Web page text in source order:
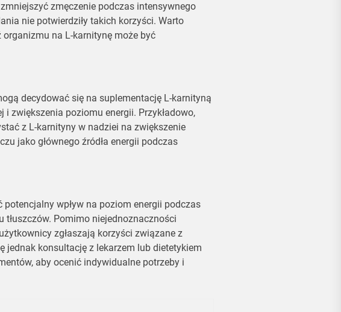
zmęczenie podczas intensywnego
nie potwierdziły takich korzyści. Warto
na L-karnitynę może być
decydować się na suplementację L-karnityną
zwiększenia poziomu energii. Przykładowo,
z L-karnityny w nadziei na zwiększenie
jako głównego źródła energii podczas
wpływ na poziom energii podczas
Pomimo niejednoznaczności
zgłaszają korzyści związane z
jednak konsultację z lekarzem lub dietetykiem
aby ocenić indywidualne potrzeby i